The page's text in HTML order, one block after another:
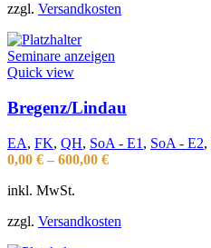
zzgl. Versandkosten
Seminare anzeigen
Quick view
Bregenz/Lindau
EA, FK, QH, SoA - E1 , SoA - E2,
0,00 € – 600,00 €
inkl. MwSt.
zzgl. Versandkosten